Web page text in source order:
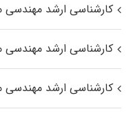
کارشناسی ارشد مهندسی
کارشناسی ارشد
کارشناسی ارشد